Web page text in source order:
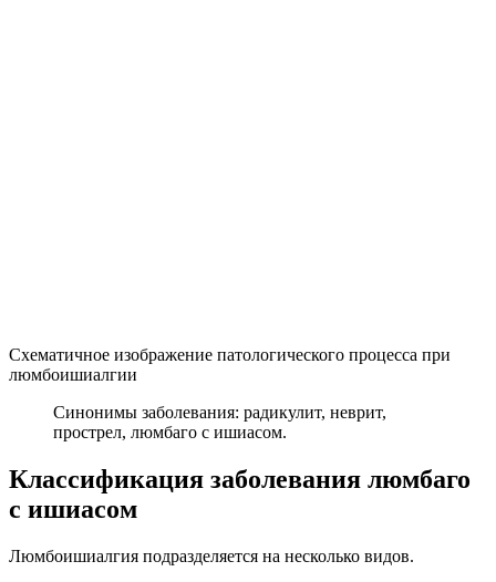
Схематичное изображение патологического процесса при
люмбоишиалгии
Синонимы заболевания: радикулит, неврит,
прострел, люмбаго с ишиасом.
Классификация заболевания люмбаго
с ишиасом
Люмбоишиалгия подразделяется на несколько видов.